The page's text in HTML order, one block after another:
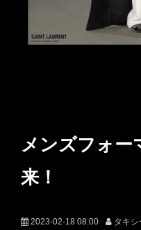
メンズフォー
来！
2023-02-18 08:00
タキ